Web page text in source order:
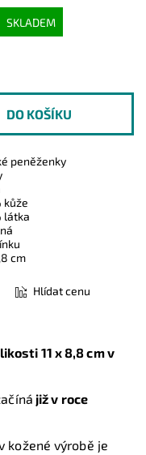
SKLADEM
peněženky
kůže
látka
cm
Hlídat cenu
11 x 8,8 cmv
již v roce
kožené výrobě je